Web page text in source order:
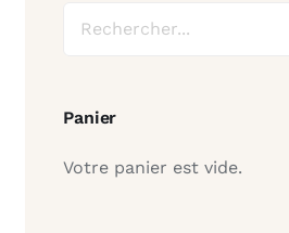
Panier
Votre panier est vide.